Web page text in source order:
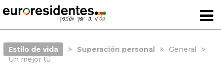
Estilo de vida Superación personal
General
Un mejor tú